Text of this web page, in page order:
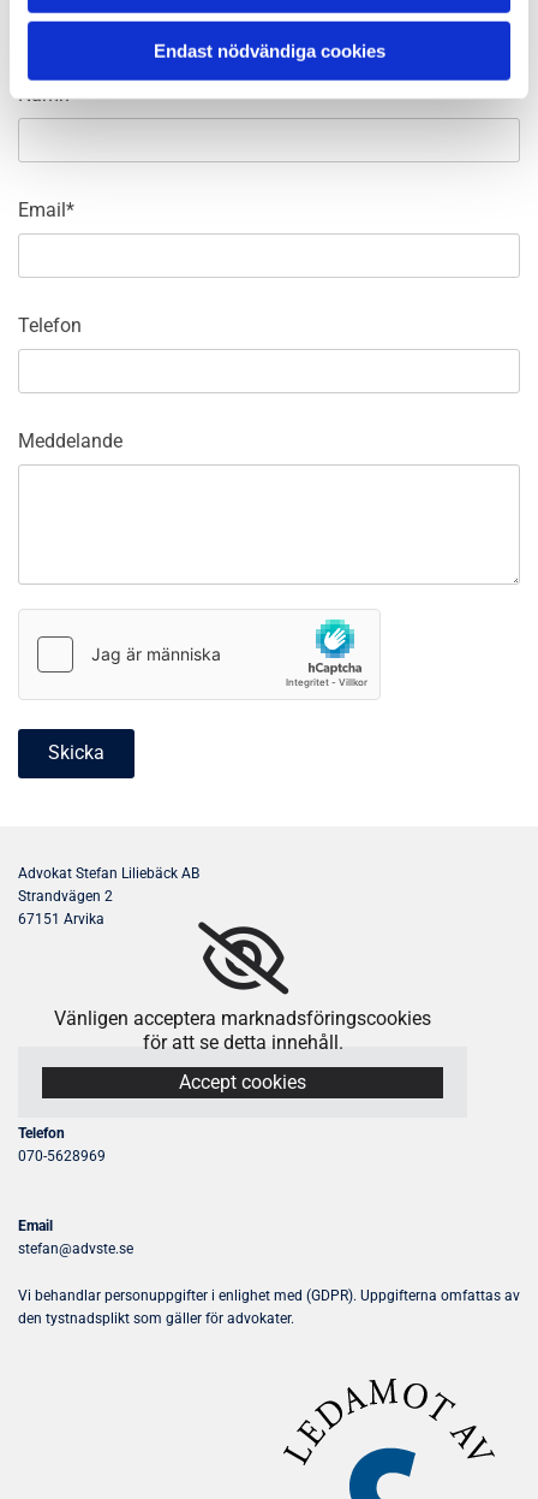
Endast nödvändiga cookies
Skicka ett meddelande
Namn*
Email*
Telefon
Meddelande
Advokat Stefan Liliebäck AB
Strandvägen 2
67151 Arvika
Vänligen acceptera marknadsföringscookies
för att se detta innehåll.
Accept cookies
Telefon
070-5628969
Email
stefan@advste.se
Vi behandlar personuppgifter i enlighet med (GDPR). Uppgifterna omfattas av
den tystnadsplikt som gäller för advokater.